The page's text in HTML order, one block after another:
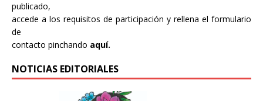
publicado,
accede a los requisitos de participación y rellena el formulario
de
contacto pinchando aquí.
NOTICIAS EDITORIALES